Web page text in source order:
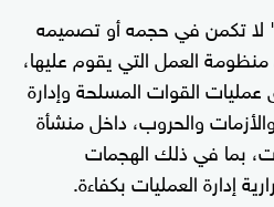
لا تكمن في حجمه أو تصميمه
العمل التي يقوم عليها،
عمليات القوات المسلحة وإدارة
والحروب، داخل منشأة
بما في ذلك الهجمات
إدارة العمليات بكفاءة.